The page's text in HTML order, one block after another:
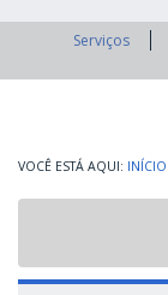
Serviços
INÍCIO